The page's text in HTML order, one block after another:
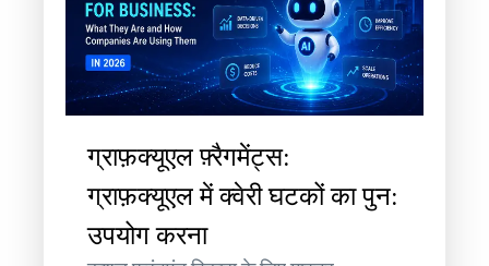
ग्राफ़क्यूएल फ़्रैगमेंट्स:
ग्राफ़क्यूएल में क्वेरी घटकों का पुन:
उपयोग करना